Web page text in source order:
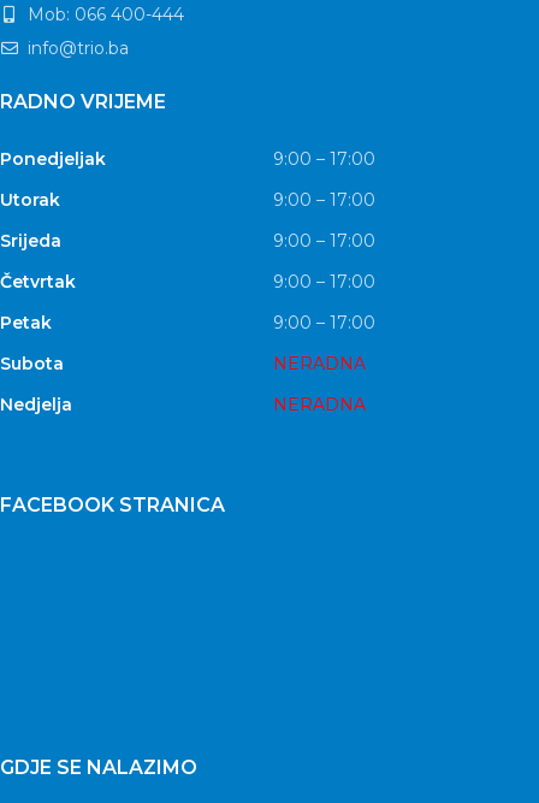
Mob: 066 400-444
info@trio.ba
RADNO VRIJEME
Ponedjeljak
9:00 – 17:00
Utorak
9:00 – 17:00
Srijeda
9:00 – 17:00
Četvrtak
9:00 – 17:00
Petak
9:00 – 17:00
Subota
NERADNA
Nedjelja
NERADNA
FACEBOOK STRANICA
GDJE SE NALAZIMO